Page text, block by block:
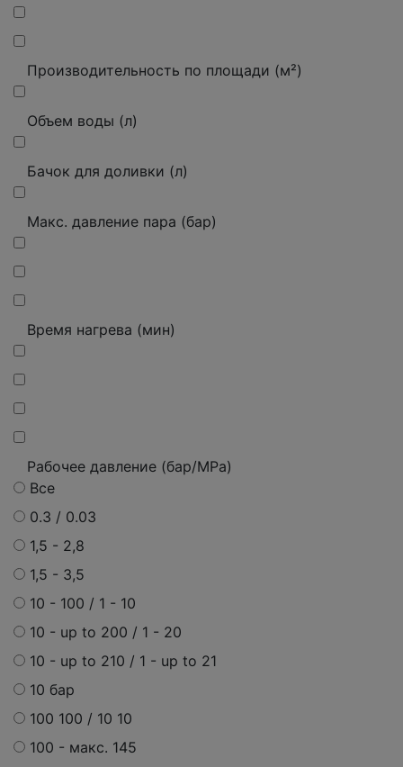
Производительность по площади (м²)
Объем воды (л)
Бачок для доливки (л)
Макс. давление пара (бар)
Время нагрева (мин)
Рабочее давление (бар/MPa)
Все
0.3 / 0.03
1,5 - 2,8
1,5 - 3,5
10 - 100 / 1 - 10
10 - up to 200 / 1 - 20
10 - up to 210 / 1 - up to 21
10 бар
100 100 / 10 10
100 - макс. 145